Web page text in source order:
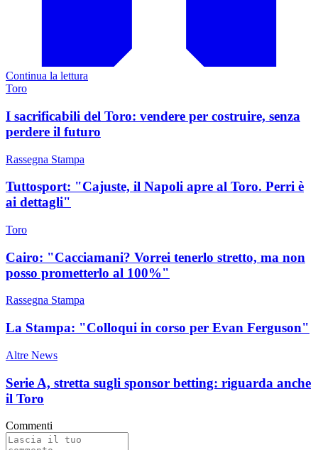
Continua la lettura
Toro
I sacrificabili del Toro: vendere per costruire, senza
perdere il futuro
Rassegna Stampa
Tuttosport: "Cajuste, il Napoli apre al Toro. Perri è
ai dettagli"
Toro
Cairo: "Cacciamani? Vorrei tenerlo stretto, ma non
posso prometterlo al 100%"
Rassegna Stampa
La Stampa: "Colloqui in corso per Evan Ferguson"
Altre News
Serie A, stretta sugli sponsor betting: riguarda anche
il Toro
Commenti